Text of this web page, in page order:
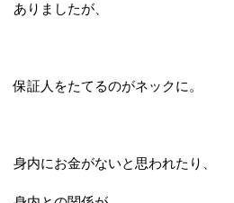
ありましたが、
保証人をたてるのがネックに。
身内にお金がないと思われたり、